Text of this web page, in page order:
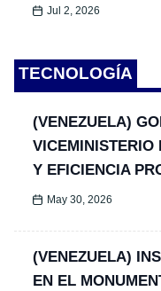
Jul 2, 2026
TECNOLOGÍA
(VENEZUELA)
VICEMINISTERIO
Y EFICIENCIA
May 30, 2026
(VENEZUELA)
EN EL